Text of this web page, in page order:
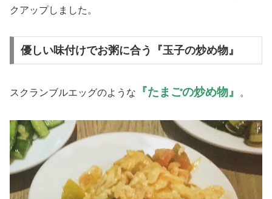
クアップしました。
優しい味付けでお粥に合う『玉子の炒め物』
スクランブルエッグのような 『たまごの炒め物』 。